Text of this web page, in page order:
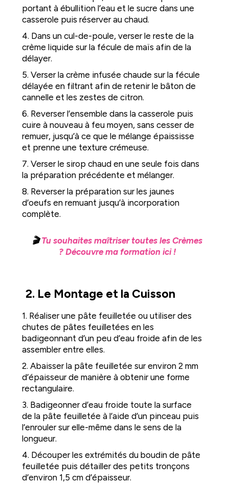
portant à ébullition l’eau et le sucre dans une
casserole puis réserver au chaud.
4. Dans un cul-de-poule, verser le reste de la
crème liquide sur la fécule de maïs afin de la
délayer.
5. Verser la crème infusée chaude sur la fécule
délayée en filtrant afin de retenir le bâton de
cannelle et les zestes de citron.
6. Reverser l’ensemble dans la casserole puis
cuire à nouveau à feu moyen, sans cesser de
remuer, jusqu’à ce que le mélange épaississe
et prenne une texture crémeuse.
7. Verser le sirop chaud en une seule fois dans
la préparation précédente et mélanger.
8. Reverser la préparation sur les jaunes
d’oeufs en remuant jusqu’à incorporation
complète.
🎬Tu souhaites maîtriser toutes les Crèmes
? Découvre ma formation ici !
2. Le Montage et la Cuisson
1. Réaliser une pâte feuilletée ou utiliser des
chutes de pâtes feuilletées en les
badigeonnant d’un peu d’eau froide afin de les
assembler entre elles.
2. Abaisser la pâte feuilletée sur environ 2 mm
d’épaisseur de manière à obtenir une forme
rectangulaire.
3. Badigeonner d’eau froide toute la surface
de la pâte feuilletée à l’aide d’un pinceau puis
l’enrouler sur elle-même dans le sens de la
longueur.
4. Découper les extrémités du boudin de pâte
feuilletée puis détailler des petits tronçons
d’environ 1,5 cm d’épaisseur.